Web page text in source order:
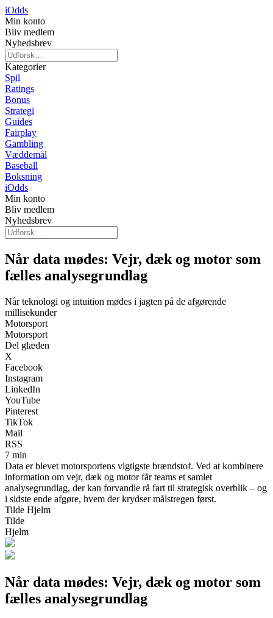
iOdds
Min konto
Bliv medlem
Nyhedsbrev
Kategorier
Spil
Ratings
Bonus
Strategi
Guides
Fairplay
Gambling
Væddemål
Baseball
Boksning
iOdds
Min konto
Bliv medlem
Nyhedsbrev
Når data mødes: Vejr, dæk og motor som
fælles analysegrundlag
Når teknologi og intuition mødes i jagten på de afgørende
millisekunder
Motorsport
Motorsport
Del glæden
X
Facebook
Instagram
LinkedIn
YouTube
Pinterest
TikTok
Mail
RSS
7 min
Data er blevet motorsportens vigtigste brændstof. Ved at kombinere
information om vejr, dæk og motor får teams et samlet
analysegrundlag, der kan forvandle rå fart til strategisk overblik – og
i sidste ende afgøre, hvem der krydser målstregen først.
Tilde Hjelm
Tilde
Hjelm
Når data mødes: Vejr, dæk og motor som
fælles analysegrundlag